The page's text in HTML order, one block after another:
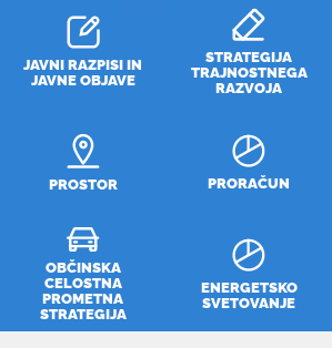
JAVNI RAZPISI IN
JAVNE OBJAVE
STRATEGIJA
TRAJNOSTNEGA
RAZVOJA
PROSTOR PRORAČUN
OBČINSKA
CELOSTNA
PROMETNA
STRATEGIJA
ENERGETSKO
SVETOVANJE